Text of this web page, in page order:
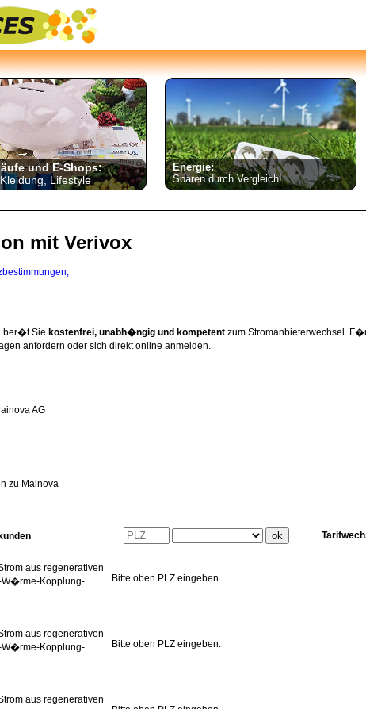
und E-Shops:
Lifestyle
Energie:
Sparen durch Vergleich!
mit Verivox
ber�t Sie kostenfrei, unabh�ngig und kompetent zum Stromanbieterwechsel.
anfordern oder sich direkt online anmelden.
zu Mainova
aus regenerativen
W�rme-Kopplung-
Bitte oben PLZ eingeben.
aus regenerativen
W�rme-Kopplung-
Bitte oben PLZ eingeben.
aus regenerativen